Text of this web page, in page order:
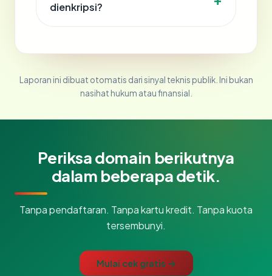
dienkripsi?
Laporan ini dibuat otomatis dari sinyal teknis publik. Ini bukan
nasihat hukum atau finansial.
Periksa domain berikutnya
dalam beberapa detik.
Tanpa pendaftaran. Tanpa kartu kredit. Tanpa kuota
tersembunyi.
Mulai cek gratis →